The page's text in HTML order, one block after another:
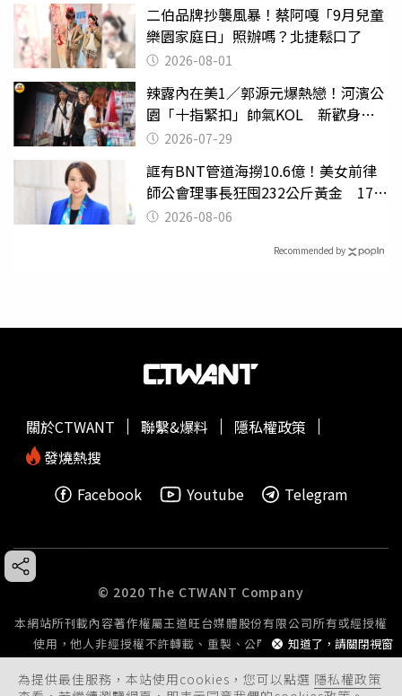
二伯品牌抄襲風暴！蔡阿嘎「9月兒童
樂園家庭日」照辦嗎？北捷鬆口了
2026-08-01
辣露內在美1／郭源元爆熱戀！河濱公
園「十指緊扣」帥氣KOL 新歡身份
曝光2026-07-29
誆有BNT管道海撈10.6億！美女前律
師公會理事長狂囤232公斤黃金 17人
遭起訴
2026-08-06
Recommended by
為提供最佳服務，本站使用cookies，您可以點選 隱私權政策
知道了，請關閉視窗
關於CTWANT 聯繫&爆料
隱私權政策
發燒熱搜
Facebook
Youtube Telegram
© 2020 The CTWANT Company
本網站所刊載內容著作權屬王道旺台媒體股份有限公司所有或經授權
使用，他人非經授權不許轉載、重製、公開播送或公開傳輸。